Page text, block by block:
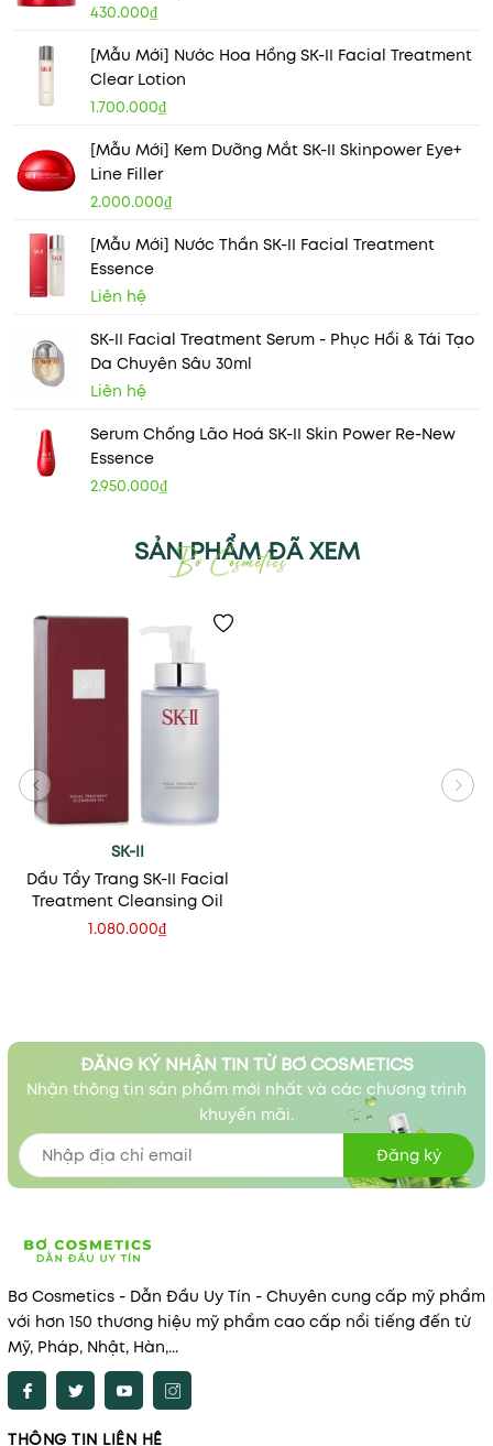
430.000₫
[Mẫu Mới] Nước Hoa Hồng SK-II Facial Treatment
Clear Lotion
1.700.000₫
[Mẫu Mới] Kem Dưỡng Mắt SK-II Skinpower Eye+
Line Filler
2.000.000₫
[Mẫu Mới] Nước Thần SK-II Facial Treatment
Essence
Liên hệ
SK-II Facial Treatment Serum - Phục Hồi & Tái Tạo
Da Chuyên Sâu 30ml
Liên hệ
Serum Chống Lão Hoá SK-II Skin Power Re-New
Essence
2.950.000₫
SẢN PHẨM ĐÃ XEM
SK-II
Dầu Tẩy Trang SK-II Facial
Treatment Cleansing Oil
1.080.000₫
ĐĂNG KÝ NHẬN TIN TỪ BƠ COSMETICS
Nhận thông tin sản phẩm mới nhất và các chương trình
khuyến mãi.
Đăng ký
Bơ Cosmetics - Dẫn Đầu Uy Tín - Chuyên cung cấp mỹ phẩm
với hơn 150 thương hiệu mỹ phẩm cao cấp nổi tiếng đến từ
Mỹ, Pháp, Nhật, Hàn,...
THÔNG TIN LIÊN HỆ